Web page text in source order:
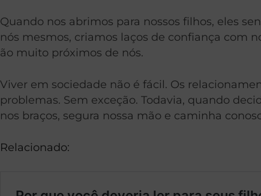
Quando nos abrimos para nossos filhos, eles
nós mesmos, criamos laços de confiança com
ão muito próximos de nós.
Viver em sociedade não é fácil. Os
problemas. Sem exceção. Todavia, quando
nos braços, segura nossa mão e caminha
Relacionado: